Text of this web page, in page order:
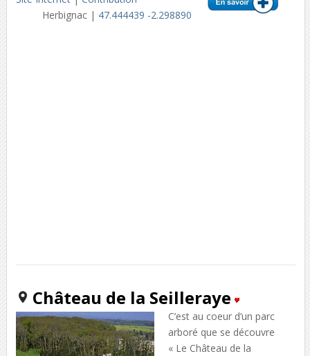
Herbignac | 47.444439 -2.298890
Château de la Seilleraye
C’est au coeur d’un parc
arboré que se découvre
« Le Château de la